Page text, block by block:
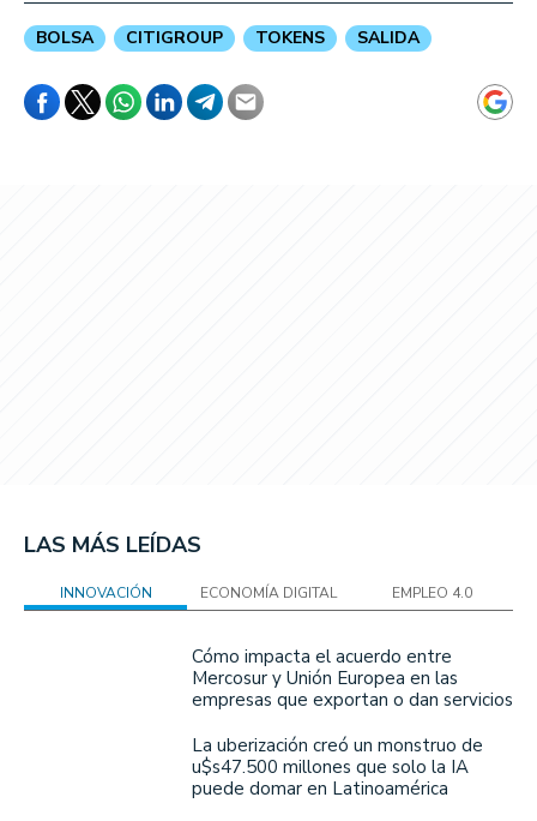
BOLSA CITIGROUP TOKENS SALIDA
LAS MÁS LEÍDAS
INNOVACIÓN ECONOMÍA DIGITAL EMPLEO 4.0
Cómo impacta el acuerdo entre
Mercosur y Unión Europea en las
empresas que exportan o dan servicios
La uberización creó un monstruo de
u$s47.500 millones que solo la IA
puede domar en Latinoamérica